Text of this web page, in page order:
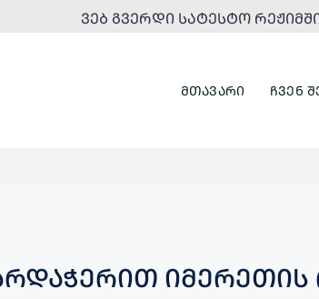
ᲕᲔᲑ ᲒᲕᲔᲠᲓᲘ ᲡᲐᲢᲔᲡᲢᲝ
ᲛᲗᲐᲕᲐᲠᲘ ᲩᲕᲔᲜ
ᲘᲛᲔᲠᲔᲗᲘᲡ ᲠᲔᲒᲘᲝᲜᲨᲘ